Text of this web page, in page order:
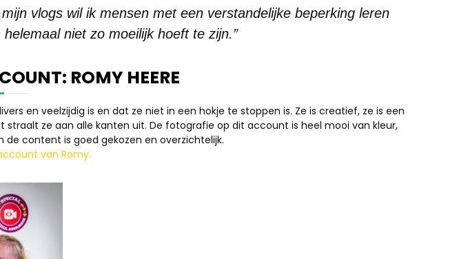
vlogs wil ik mensen met een verstandelijke beperking leren
niet zo moeilijk hoeft te zijn.”
ROMY HEERE
en veelzijdig is en dat ze niet in een hokje te stoppen is. Ze is creatief, ze is een
ze aan alle kanten uit. De fotografie op dit account is heel mooi van kleur,
de content is goed gekozen en overzichtelijk.
van Romy.